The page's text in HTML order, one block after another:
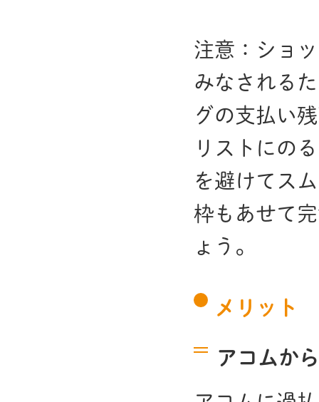
注意：ショ
みなされる
グの支払い
リストにの
を避けてス
枠もあせて
ょう。
メリット
アコムか